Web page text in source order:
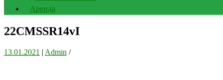
Аренда
22CMSSR14vI
13.01.2021 | Admin /